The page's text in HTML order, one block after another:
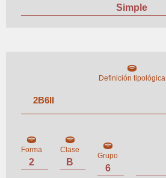
Simple
Definición tipológica
2B6II
Forma
2
Clase
B
Grupo
6